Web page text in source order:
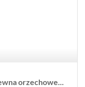
orzechowe...